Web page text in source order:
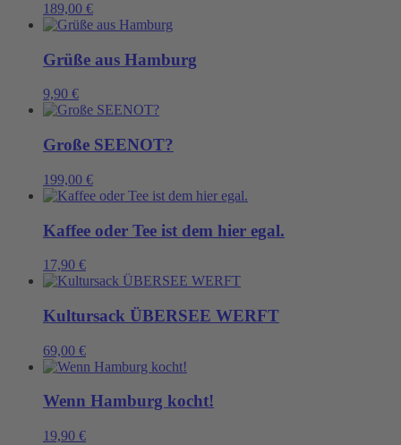
189,00 €
Grüße aus Hamburg
9,90 €
Große SEENOT?
199,00 €
Kaffee oder Tee ist dem hier egal.
17,90 €
Kultursack ÜBERSEE WERFT
69,00 €
Wenn Hamburg kocht!
19,90 €